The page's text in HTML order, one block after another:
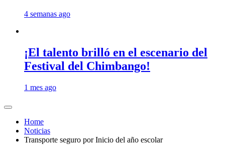
4 semanas ago
¡El talento brilló en el escenario del
Festival del Chimbango!
1 mes ago
Home
Noticias
Transporte seguro por Inicio del año escolar